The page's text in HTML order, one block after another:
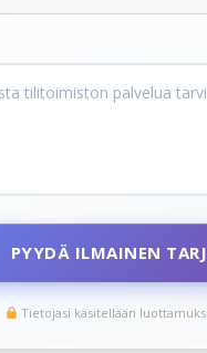
PYYDÄ ILMAINEN
Tietojasi käsitellään